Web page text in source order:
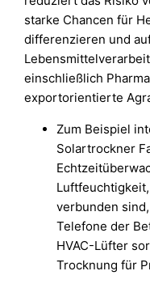
starke Chancen für
differenzieren und
einschließlich
exportorientierte
Zum Beispiel
Solartrockner
verbunden
Telefone der
HVAC-Lüfter
Trocknung für